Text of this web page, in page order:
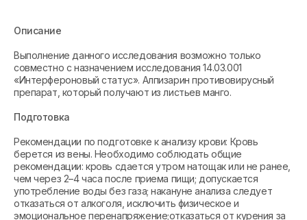
Описание
Выполнение данного исследования возможно только
совместно с назначением исследования 14.03.001
«Интерфероновый статус». Алпизарин противовирусный
препарат, который получают из листьев манго.
Подготовка
Рекомендации по подготовке к анализу крови: Кровь
берется из вены. Необходимо соблюдать общие
рекомендации: кровь сдается утром натощак или не ранее,
чем через 2–4 часа после приема пищи; допускается
употребление воды без газа; накануне анализа следует
отказаться от алкоголя, исключить физическое и
эмоциональное перенапряжение;отказаться от курения за